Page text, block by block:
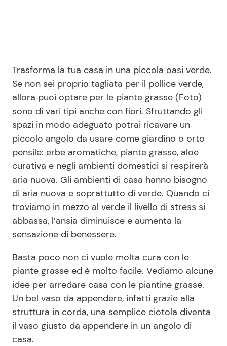
Viaggi e Turismo
Festività
Ricette Feste
Ricette per Bambini
Seguici
Info
Disclaimer e Privacy
Redazione
Contattaci
Pubblicità
Privacy Policy
Trasforma la tua casa in una piccola oasi verde.
Se non sei proprio tagliata per il pollice verde,
allora puoi optare per le piante grasse (Foto)
sono di vari tipi anche con fiori. Sfruttando gli
spazi in modo adeguato potrai ricavare un
piccolo angolo da usare come giardino o orto
pensile: erbe aromatiche, piante grasse, aloe
curativa e negli ambienti domestici si respirerà
aria nuova. Gli ambienti di casa hanno bisogno
di aria nuova e soprattutto di verde. Quando ci
troviamo in mezzo al verde il livello di stress si
abbassa, l’ansia diminuisce e aumenta la
sensazione di benessere.
Basta poco non ci vuole molta cura con le
piante grasse ed è molto facile. Vediamo alcune
idee per arredare casa con le piantine grasse.
Un bel vaso da appendere, infatti grazie alla
struttura in corda, una semplice ciotola diventa
il vaso giusto da appendere in un angolo di
casa.